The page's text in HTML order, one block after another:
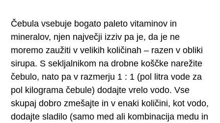
Čebula vsebuje bogato paleto vitaminov in
mineralov, njen največji izziv pa je, da je ne
moremo zaužiti v velikih količinah – razen v obliki
sirupa. S sekljalnikom na drobne koščke narežite
čebulo, nato pa v razmerju 1 : 1 (pol litra vode za
pol kilograma čebule) dodajte vrelo vodo. Vse
skupaj dobro zmešajte in v enaki količini, kot vodo,
dodajte sladilo (samo med ali kombinacija medu in